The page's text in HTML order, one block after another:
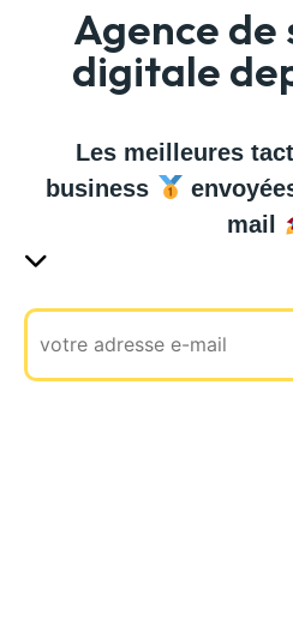
Agence
digitale
Les meilleures
business
mail